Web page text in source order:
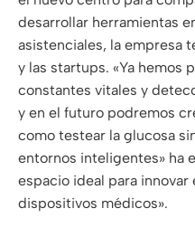
desarrollar herramientas
asistenciales, la empresa
y las startups. «Ya hemos
constantes vitales y
y en el futuro podremos
como testear la glucosa
entornos inteligentes» ha
espacio ideal para innovar
dispositivos médicos».